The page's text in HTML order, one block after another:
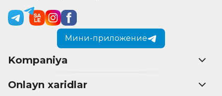
Мини-приложение
Kompaniya
Onlayn xaridlar